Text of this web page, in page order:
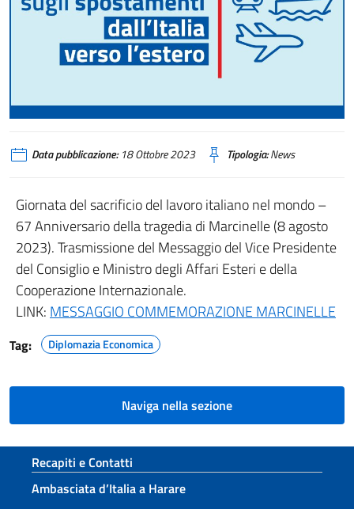
Data pubblicazione:18 Ottobre 2023 Tipologia:News
Giornata del sacrificio del lavoro italiano nel mondo –
67 Anniversario della tragedia di Marcinelle (8 agosto
2023). Trasmissione del Messaggio del Vice Presidente
del Consiglio e Ministro degli Affari Esteri e della
Cooperazione Internazionale.
LINK: MESSAGGIO COMMEMORAZIONE MARCINELLE
Tag: Diplomazia Economica
Naviga nella sezione
Sezione footer
Recapiti e Contatti
Ambasciata d’Italia a Harare